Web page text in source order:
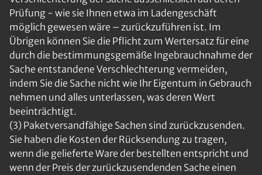
Prüfung - wie sie Ihnen etwa im Ladengeschäft
möglich gewesen wäre – zurückzuführen ist. Im
Übrigen können Sie die Pflicht zum Wertersatz für eine
durch die bestimmungsgemäße Ingebrauchnahme der
Sache entstandene Verschlechterung vermeiden,
indem Sie die Sache nicht wie Ihr Eigentum in Gebrauch
nehmen und alles unterlassen, was deren Wert
beeinträchtigt.
(3) Paketversandfähige Sachen sind zurückzusenden.
Sie haben die Kosten der Rücksendung zu tragen,
wenn die gelieferte Ware der bestellten entspricht und
wenn der Preis der zurückzusendenden Sache einen